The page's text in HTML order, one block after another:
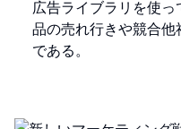
広告ライブラリを使
品の売れ行きや競合
である。